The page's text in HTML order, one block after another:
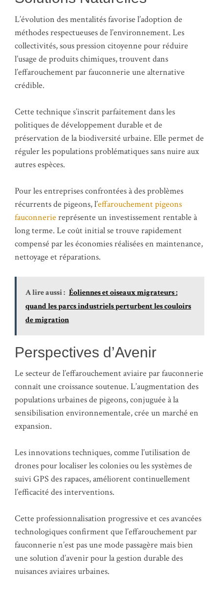
L’évolution des mentalités favorise l’adoption de
méthodes respectueuses de l’environnement. Les
collectivités, sous pression citoyenne pour réduire
l’usage de produits chimiques, trouvent dans
l’effarouchement par fauconnerie une alternative
crédible.
Cette technique s’inscrit parfaitement dans les
politiques de développement durable et de
préservation de la biodiversité urbaine. Elle permet de
réguler les populations problématiques sans nuire aux
autres espèces.
Pour les entreprises confrontées à des problèmes
récurrents de pigeons, l’effarouchement pigeons
fauconnerie représente un investissement rentable à
long terme. Le coût initial se trouve rapidement
compensé par les économies réalisées en maintenance,
nettoyage et réparations.
A lire aussi : Éoliennes et oiseaux migrateurs :
quand les parcs industriels perturbent les couloirs
de migration
Perspectives d’Avenir
Le secteur de l’effarouchement aviaire par fauconnerie
connaît une croissance soutenue. L’augmentation des
populations urbaines de pigeons, conjuguée à la
sensibilisation environnementale, crée un marché en
expansion.
Les innovations techniques, comme l’utilisation de
drones pour localiser les colonies ou les systèmes de
suivi GPS des rapaces, améliorent continuellement
l’efficacité des interventions.
Cette professionnalisation progressive et ces avancées
technologiques confirment que l’effarouchement par
fauconnerie n’est pas une mode passagère mais bien
une solution d’avenir pour la gestion durable des
nuisances aviaires urbaines.